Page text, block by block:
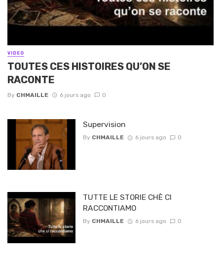
VIDEO
TOUTES CES HISTOIRES QU’ON SE
RACONTE
By CHMAILLE 6 jours ago 0
Supervision
By CHMAILLE 6 jours ago 0
TUTTE LE STORIE CHÈ CI
RACCONTIAMO
By CHMAILLE 6 jours ago 0